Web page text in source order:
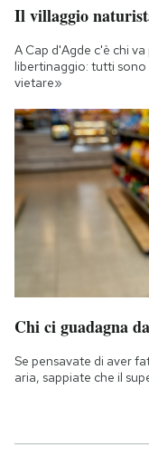
Il villaggio
A Cap d'Agde c'è chi
libertinaggio: tutti
vietare»
Chi ci guadagna
Se pensavate di aver
aria, sappiate che il